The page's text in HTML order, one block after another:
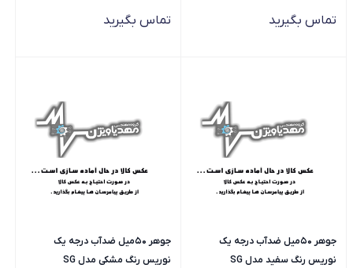
تماس بگیرید تماس بگیرید
جوهر 50میل ضدآب درجه یک
نوریس رنگ سفید مدل SG
جوهر 50میل ضدآب درجه یک
نوریس رنگ مشکی مدل SG